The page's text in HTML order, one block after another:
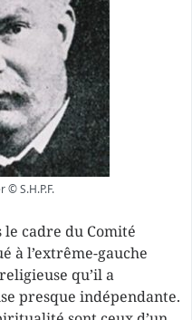
© S.H.P.F.
cadre du Comité
à l’extrême-gauche
qu’il a
presque indépendante.